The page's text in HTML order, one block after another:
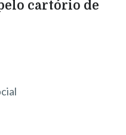
cartório de